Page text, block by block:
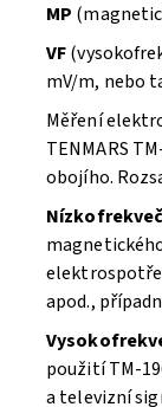
MP
VF
mV/m, nebo
Měření
TENMARS
obojího.
apod.,
použití TM-
a televizní